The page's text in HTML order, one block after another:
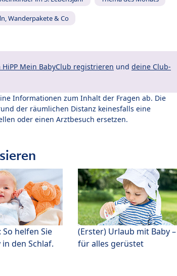
Wanderpakete & Co
HiPP Mein BabyClub registrieren und deine Club-
Informationen zum Inhalt der Fragen ab. Die
der räumlichen Distanz keinesfalls eine
oder einen Arztbesuch ersetzen.
helfen Sie
den Schlaf.
(Erster) Urlaub mit Baby –
für alles gerüstet